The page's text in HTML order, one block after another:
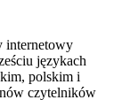
internetowy
językach
polskim i
czytelników